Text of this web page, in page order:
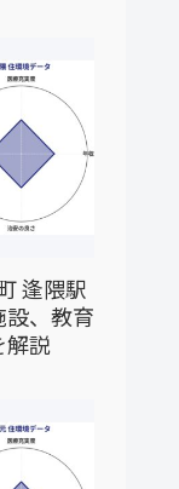
逢隈駅
、教育
解説